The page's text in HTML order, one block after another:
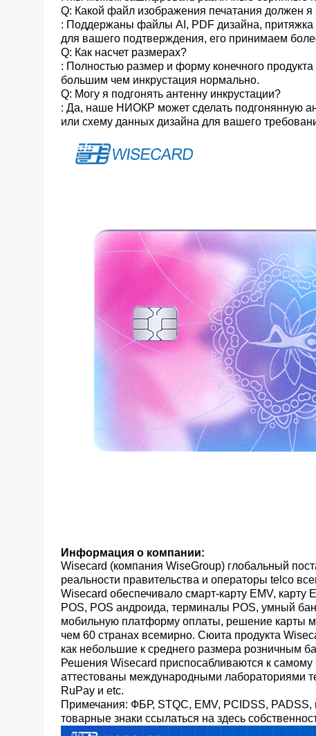
Q: Какой файл изображения печатания должен
: Поддержаны файлы AI, PDF дизайна, притяжка
для вашего подтверждения, его принимаем
Q: Как насчет размерах?
: Полностью размер и форму конечного
большим чем инкрустация нормально.
Q: Могу я подгонять антенну инкрустации?
: Да, наше НИОКР может сделать подгонянную
или схему данных дизайна для вашего
Информация о компании:
Wisecard (компания WiseGroup) глобальный
реальности правительства и операторы telco
Wisecard обеспечивало смарт-карту EMV,
POS, POS андроида, терминалы POS, умный
мобильную платформу оплаты, решение карты
чем 60 странах всемирно. Сюита продукта
как небольшие к среднего размера розничным
Решения Wisecard приспосабливаются к
аттестованы международными лабораториями
RuPay и etc.
Примечания: ФБР, STQC, EMV, PCIDSS, PADSS,
товарные знаки ссылаться на здесь